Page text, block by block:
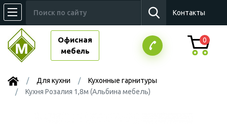
Контакты
Офисная
мебель
0
Для кухни
Кухонные гарнитуры
Кухня Розалия 1,8м (Альбина мебель)